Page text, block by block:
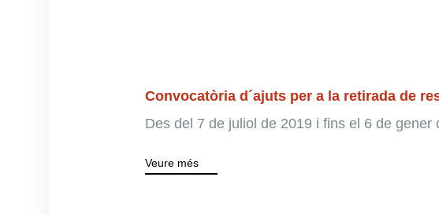
Convocatòria d´ajuts per a la retirada de
Des del 7 de juliol de 2019 i fins el 6 de gener
Veure més